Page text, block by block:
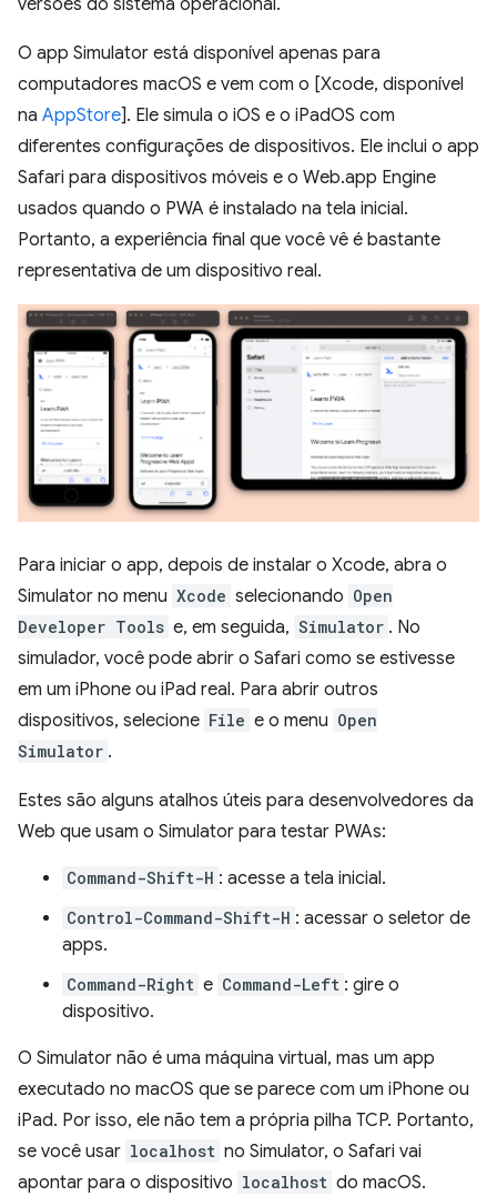
versões do sistema operacional.
O app Simulator está disponível apenas para
computadores macOS e vem com o [Xcode, disponível
na AppStore]. Ele simula o iOS e o iPadOS com
diferentes configurações de dispositivos. Ele inclui o app
Safari para dispositivos móveis e o Web.app Engine
usados quando o PWA é instalado na tela inicial.
Portanto, a experiência final que você vê é bastante
representativa de um dispositivo real.
Para iniciar o app, depois de instalar o Xcode, abra o
Simulator no menu Xcode selecionando Open
Developer Tools e, em seguida, Simulator . No
simulador, você pode abrir o Safari como se estivesse
em um iPhone ou iPad real. Para abrir outros
dispositivos, selecione File e o menu Open
Simulator .
Estes são alguns atalhos úteis para desenvolvedores da
Web que usam o Simulator para testar PWAs:
Command-Shift-H : acesse a tela inicial.
Control-Command-Shift-H : acessar o seletor de
apps.
Command-Right e Command-Left : gire o
dispositivo.
O Simulator não é uma máquina virtual, mas um app
executado no macOS que se parece com um iPhone ou
iPad. Por isso, ele não tem a própria pilha TCP. Portanto,
se você usar localhost no Simulator, o Safari vai
apontar para o dispositivo localhost do macOS.